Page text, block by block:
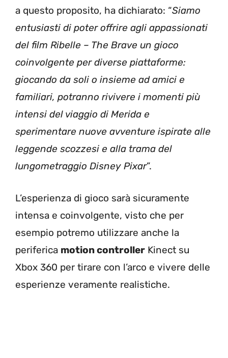
a questo proposito, ha dichiarato: “Siamo
entusiasti di poter offrire agli appassionati
del film Ribelle – The Brave un gioco
coinvolgente per diverse piattaforme:
giocando da soli o insieme ad amici e
familiari, potranno rivivere i momenti più
intensi del viaggio di Merida e
sperimentare nuove avventure ispirate alle
leggende scozzesi e alla trama del
lungometraggio Disney Pixar”.
L’esperienza di gioco sarà sicuramente
intensa e coinvolgente, visto che per
esempio potremo utilizzare anche la
periferica motion controller Kinect su
Xbox 360 per tirare con l’arco e vivere delle
esperienze veramente realistiche.